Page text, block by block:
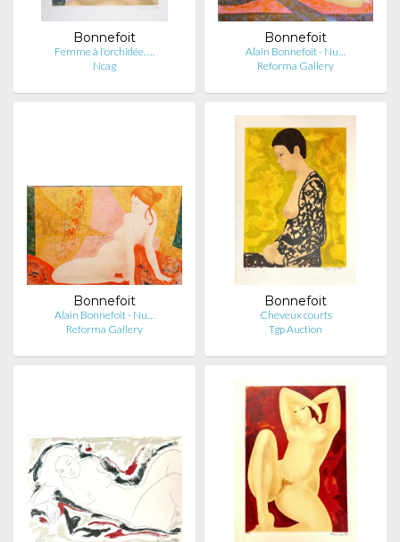
Bonnefoit
Femme à l'orchidée, …
Ncag
Bonnefoit
Alain Bonnefoit - Nu…
Reforma Gallery
Bonnefoit
Alain Bonnefoit - Nu…
Reforma Gallery
Bonnefoit
Cheveux courts
Tgp Auction